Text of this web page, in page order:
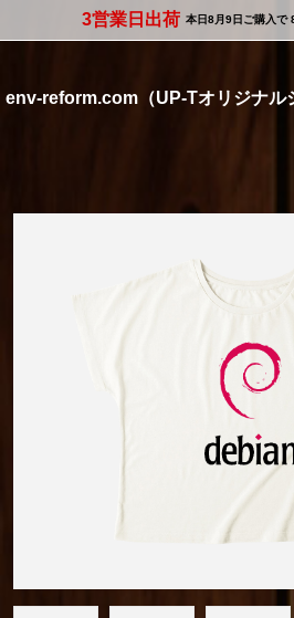
3営業日出荷 本日8月9日 ご購入で
env-reform.com（UP-Tオリジナル